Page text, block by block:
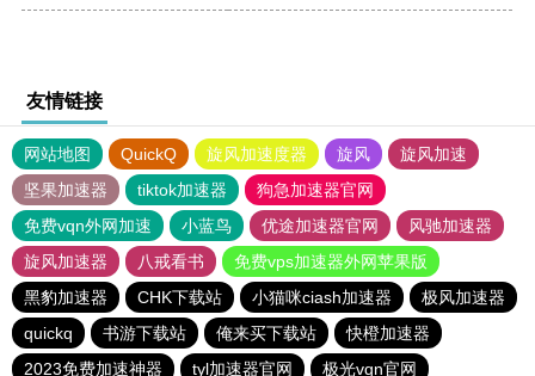
友情链接
网站地图 QuickQ 旋风加速度器 旋风
旋风加速
坚果加速器
tiktok加速器
狗急加速器官网
免费vqn外网加速
小蓝鸟 优途加速器官网
风驰加速器
旋风加速器
八戒看书
免费vps加速器外网苹果版
黑豹加速器
CHK下载站 小猫咪ciash加速器
极风加速器
quickq
书游下载站 俺来买下载站
快橙加速器
2023免费加速神器
tyl加速器官网 极光vqn官网